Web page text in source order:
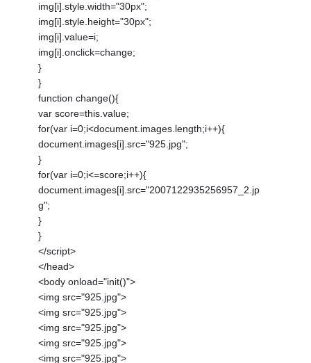
img[i].style.width="30px";
img[i].style.height="30px";
img[i].value=i;
img[i].onclick=change;
}
}
function change(){
var score=this.value;
for(var i=0;i<document.images.length;i++){
document.images[i].src="925.jpg";
}
for(var i=0;i<=score;i++){
document.images[i].src="2007122935256957_2.jp
g";
}
}
</script>
</head>
<body onload="init()">
<img src="925.jpg">
<img src="925.jpg">
<img src="925.jpg">
<img src="925.jpg">
<img src="925.jpg">